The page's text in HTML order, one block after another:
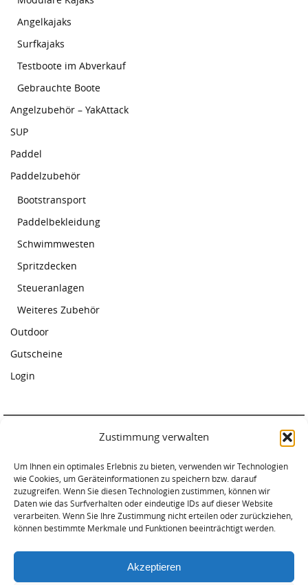
Zustimmung verwalten
Um Ihnen ein optimales Erlebnis zu bieten, verwenden wir Technologien
wie Cookies, um Geräteinformationen zu speichern bzw. darauf
zuzugreifen. Wenn Sie diesen Technologien zustimmen, können wir
Daten wie das Surfverhalten oder eindeutige IDs auf dieser Website
verarbeiten. Wenn Sie Ihre Zustimmung nicht erteilen oder zurückziehen,
können bestimmte Merkmale und Funktionen beeinträchtigt werden.
Akzeptieren
Angelkajaks
Surfkajaks
Testboote im Abverkauf
Gebrauchte Boote
Angelzubehör – YakAttack
SUP
Paddel
Paddelzubehör
Bootstransport
Paddelbekleidung
Schwimmwesten
Spritzdecken
Steueranlagen
Weiteres Zubehör
Outdoor
Gutscheine
Login
Am Warnowufer 59
18057 Rostock
Tel. 0381-2034620